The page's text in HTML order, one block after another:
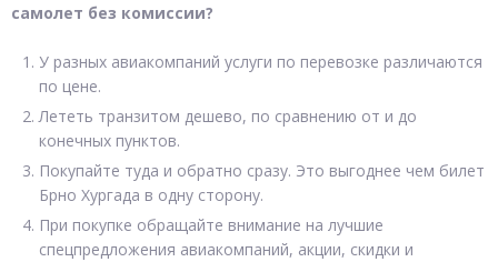
самолет без комиссии?
У разных авиакомпаний услуги по перевозке различаются
по цене.
Лететь транзитом дешево, по сравнению от и до
конечных пунктов.
Покупайте туда и обратно сразу. Это выгоднее чем билет
Брно Хургада в одну сторону.
При покупке обращайте внимание на лучшие
спецпредложения авиакомпаний, акции, скидки и